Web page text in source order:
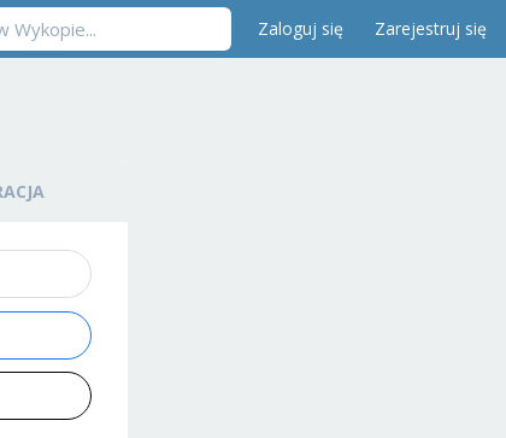
Zaloguj się Zarejestruj się